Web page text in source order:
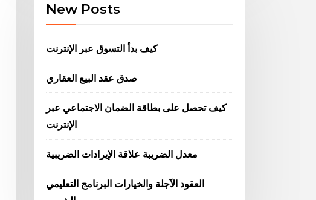
New Posts
كيف بدأ التسوق عبر الإنترنت
صدق عقد البيع العقاري
كيف تحصل على بطاقة الضمان الاجتماعي عبر
الإنترنت
معدل الضريبة علاقة الإيرادات الضريبية
العقود الآجلة والخيارات البرنامج التعليمي